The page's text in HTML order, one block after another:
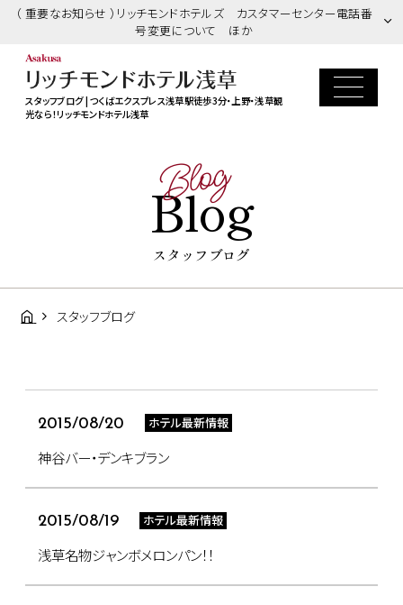
（ 重要なお知らせ ）リッチモンドホテルズ カスタマーセンター電話番
号変更について ほか
スタッフブログ | つくばエクスプレス浅草駅徒歩3分・上野・浅草観
光なら！リッチモンドホテル浅草
Blog
Blog
スタッフブログ
スタッフブログ
2015/08/20 ホテル最新情報
神谷バー・デンキブラン
2015/08/19 ホテル最新情報
浅草名物ジャンボメロンパン！！